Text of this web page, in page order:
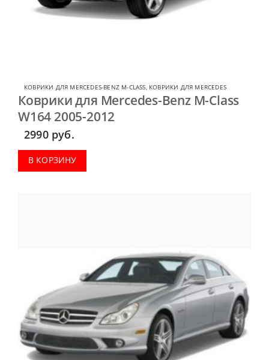
КОВРИКИ ДЛЯ MERCEDES-BENZ M-CLASS, КОВРИКИ ДЛЯ MERCEDES
Коврики для Mercedes-Benz M-Class
W164 2005-2012
2990 руб.
В КОРЗИНУ